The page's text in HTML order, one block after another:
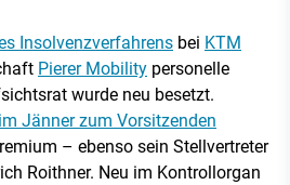
Insolvenzverfahrens bei KTM
Pierer Mobility personelle
wurde neu besetzt.
Jänner zum Vorsitzenden
– ebenso sein Stellvertreter
Roithner. Neu im Kontrollorgan